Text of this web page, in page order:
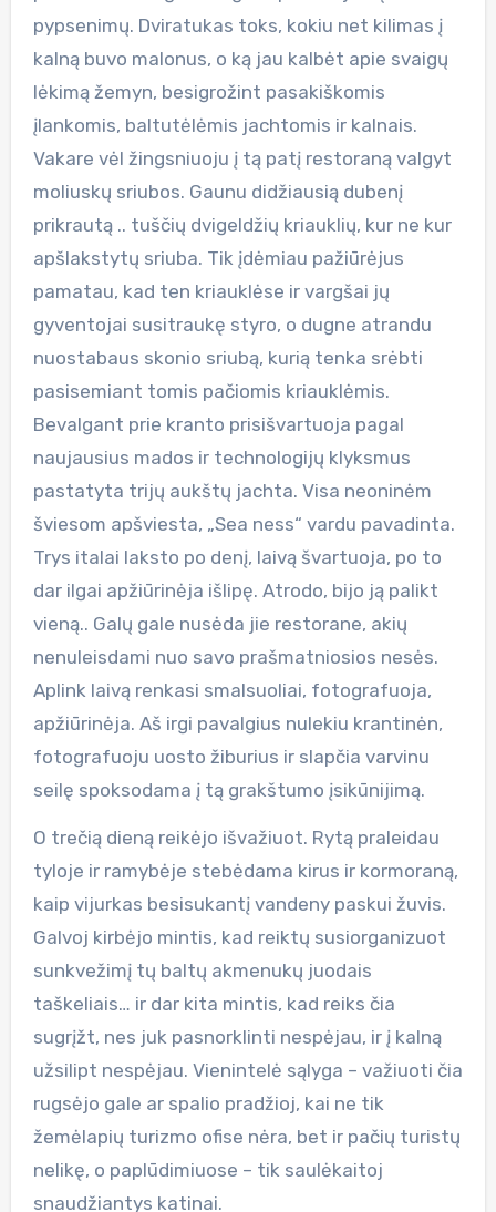
pypsenimų. Dviratukas toks, kokiu net kilimas į
kalną buvo malonus, o ką jau kalbėt apie svaigų
lėkimą žemyn, besigrožint pasakiškomis
įlankomis, baltutėlėmis jachtomis ir kalnais.
Vakare vėl žingsniuoju į tą patį restoraną valgyt
moliuskų sriubos. Gaunu didžiausią dubenį
prikrautą .. tuščių dvigeldžių kriauklių, kur ne kur
apšlakstytų sriuba. Tik įdėmiau pažiūrėjus
pamatau, kad ten kriauklėse ir vargšai jų
gyventojai susitraukę styro, o dugne atrandu
nuostabaus skonio sriubą, kurią tenka srėbti
pasisemiant tomis pačiomis kriauklėmis.
Bevalgant prie kranto prisišvartuoja pagal
naujausius mados ir technologijų klyksmus
pastatyta trijų aukštų jachta. Visa neoninėm
šviesom apšviesta, „Sea ness“ vardu pavadinta.
Trys italai laksto po denį, laivą švartuoja, po to
dar ilgai apžiūrinėja išlipę. Atrodo, bijo ją palikt
vieną.. Galų gale nusėda jie restorane, akių
nenuleisdami nuo savo prašmatniosios nesės.
Aplink laivą renkasi smalsuoliai, fotografuoja,
apžiūrinėja. Aš irgi pavalgius nulekiu krantinėn,
fotografuoju uosto žiburius ir slapčia varvinu
seilę spoksodama į tą grakštumo įsikūnijimą.
O trečią dieną reikėjo išvažiuot. Rytą praleidau
tyloje ir ramybėje stebėdama kirus ir kormoraną,
kaip vijurkas besisukantį vandeny paskui žuvis.
Galvoj kirbėjo mintis, kad reiktų susiorganizuot
sunkvežimį tų baltų akmenukų juodais
taškeliais… ir dar kita mintis, kad reiks čia
sugrįžt, nes juk pasnorklinti nespėjau, ir į kalną
užsilipt nespėjau. Vienintelė sąlyga – važiuoti čia
rugsėjo gale ar spalio pradžioj, kai ne tik
žemėlapių turizmo ofise nėra, bet ir pačių turistų
nelikę, o paplūdimiuose – tik saulėkaitoj
snaudžiantys katinai.